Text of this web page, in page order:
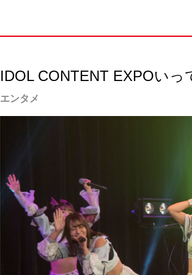
IDOL CONTENT EXPOい
エンタメ